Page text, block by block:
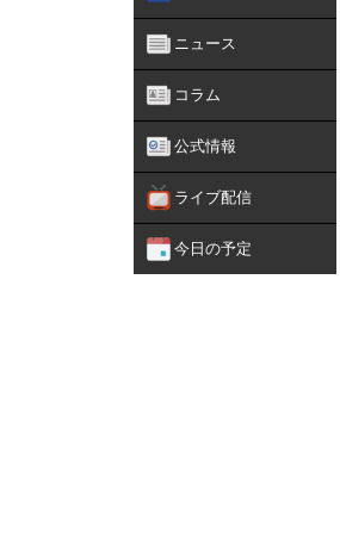
ニュース
コラム
公式情報
ライブ配信
今日の予定